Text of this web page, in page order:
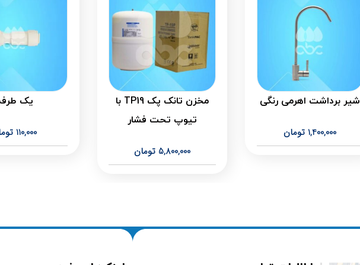
شیر برداشت اهرمی رنگی
1,400,000 تومان
مخزن تانک پک TP19 با
تیوپ تحت فشار
5,800,000 تومان
یک
110,000